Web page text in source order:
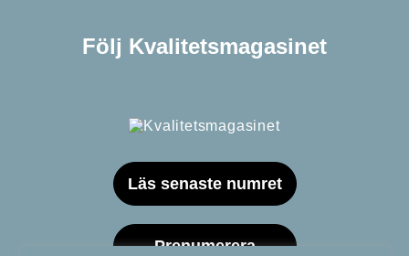
Följ Kvalitetsmagasinet
Läs senaste numret
Prenumerera